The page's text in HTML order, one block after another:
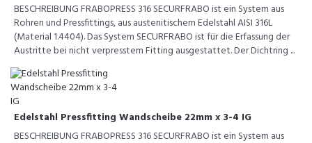
BESCHREIBUNG FRABOPRESS 316 SECURFRABO ist ein System aus
Rohren und Pressfittings, aus austenitischem Edelstahl AISI 316L
(Material 1.4404). Das System SECURFRABO ist für die Erfassung der
Austritte bei nicht verpresstem Fitting ausgestattet. Der Dichtring ...
Edelstahl Pressfitting Wandscheibe 22mm x 3-4 IG
BESCHREIBUNG FRABOPRESS 316 SECURFRABO ist ein System aus